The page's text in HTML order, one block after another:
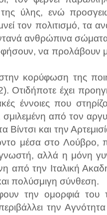
ύλης, ενώ
τον πολιτισμό, τα
ανθρώπινα
να προλάβουν
κορύφωση της
Οτιδήποτε έχει
έννοιες που
από τον
Βίντσι και την
μέσα στο Λούβρο,
αλλά η μόνη
από την Ιταλική
πολύσμιγη σύνθεση.
την ομορφιά του
την